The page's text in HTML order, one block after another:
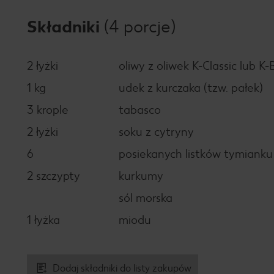
Składniki (4 porcje)
2 łyżki
oliwy z oliwek K-Classic lub K-
1 kg
udek z kurczaka (tzw. pałek)
3 krople
tabasco
2 łyżki
soku z cytryny
6
posiekanych listków tymianku
2 szczypty
kurkumy
sól morska
1 łyżka
miodu
Dodaj składniki do listy zakupów